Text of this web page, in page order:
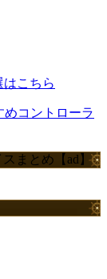
はこちら
コントローラ
まとめ【ad】